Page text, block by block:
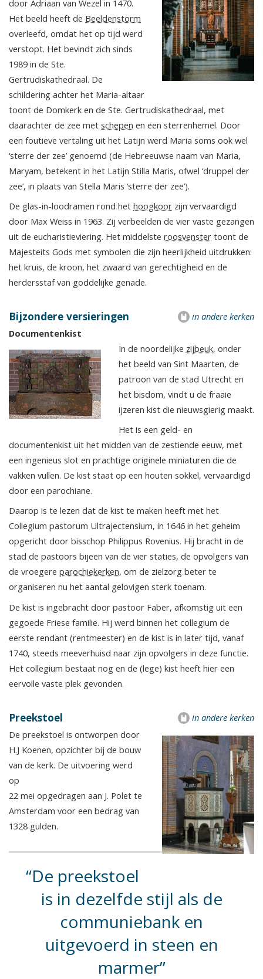
door Adriaan van Wezel in 1470.
Het beeld heeft de Beeldenstorm
overleefd, omdat het op tijd werd
verstopt. Het bevindt zich sinds
1989 in de Ste.
Gertrudiskathedraal. De
schildering achter het Maria-altaar
toont de Domkerk en de Ste. Gertrudiskathedraal, met
daarachter de zee met schepen en een sterrenhemel. Door
een foutieve vertaling uit het Latijn werd Maria soms ook wel
‘sterre der zee’ genoemd (de Hebreeuwse naam van Maria,
Maryam, betekent in het Latijn Stilla Maris, ofwel ‘druppel der
zee’, in plaats van Stella Maris ‘sterre der zee’).
De glas-in-loodramen rond het hoogkoor zijn vervaardigd
door Max Weiss in 1963. Zij verbeelden de vier vaste gezangen
uit de eucharistieviering. Het middelste roosvenster toont de
Majesteits Gods met symbolen die zijn heerlijkheid uitdrukken:
het kruis, de kroon, het zwaard van gerechtigheid en de
herdersstaf van goddelijke genade.
in andere kerken
Bijzondere versieringen
Documentenkist
In de noordelijke zijbeuk, onder
het beeld van Sint Maarten, de
patroon van de stad Utrecht en
het bisdom, vindt u de fraaie
ijzeren kist die nieuwsgierig maakt.
Het is een geld- en
documentenkist uit het midden van de zestiende eeuw, met
een ingenieus slot en prachtige originele miniaturen die de
vakken vullen. De kist staat op een houten sokkel, vervaardigd
door een parochiane.
Daarop is te lezen dat de kist te maken heeft met het
Collegium pastorum Ultrajectensium, in 1646 in het geheim
opgericht door bisschop Philippus Rovenius. Hij bracht in de
stad de pastoors bijeen van de vier staties, de opvolgers van
de vroegere parochiekerken, om de zielzorg beter te
organiseren nu het aantal gelovigen sterk toenam.
De kist is ingebracht door pastoor Faber, afkomstig uit een
gegoede Friese familie. Hij werd binnen het collegium de
eerste rendant (rentmeester) en de kist is in later tijd, vanaf
1740, steeds meeverhuisd naar zijn opvolgers in deze functie.
Het collegium bestaat nog en de (lege) kist heeft hier een
eervolle vaste plek gevonden.
in andere kerken
Preekstoel
De preekstoel is ontworpen door
H.J Koenen, opzichter bij de bouw
van de kerk. De uitvoering werd
op
22 mei opgedragen aan J. Polet te
Amsterdam voor een bedrag van
1328 gulden.
De preekstoel
is in dezelfde stijl als de
communiebank en
uitgevoerd in steen en
marmer